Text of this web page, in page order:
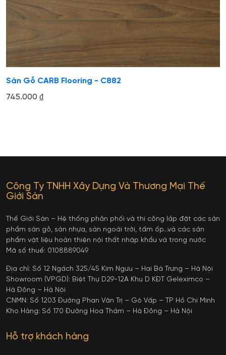
Sàn Gỗ CARB Flooring - C882
745.000 ₫
Công Ty TNHH Xây Dựng Và Thương Mại Thế
Giới Sàn
Thế Giới Sàn – Hệ thống phân phối và thi công lắp đặt các sản
phẩm sàn gỗ, sàn nhựa, sàn ngoài trời, tấm ốp…và các sản
phẩm vật liệu hoàn thiện nội thất nhập khẩu và trong nước
Mã số thuế: 0108889049
Địa chỉ: Số 12 Ngách 325/45 Kim Ngưu – Hai Bà Trưng – Hà Nội
Showroom (VPGD): Biệt Thự D29-12A Khu D KĐT Geleximco –
Hà Đông – Hà Nội
CNMN: Số 1203 Đường Phan Văn Trị – Gò Vấp – TP Hồ Chí Minh
Kho Hàng: Số 170 Đường Hoa Thám – Hà Đông – Hà Nội
Hỗ trợ khách hàng